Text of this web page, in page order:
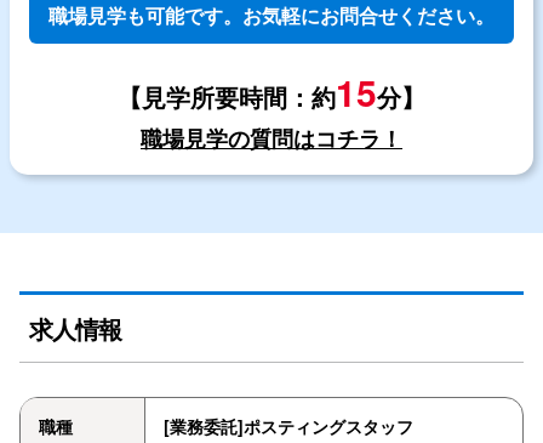
職場見学も可能です。お気軽にお問合せください。
【見学所要時間：約15分】
職場見学の質問はコチラ！
求人情報
職種
[業務委託]ポスティングスタッフ